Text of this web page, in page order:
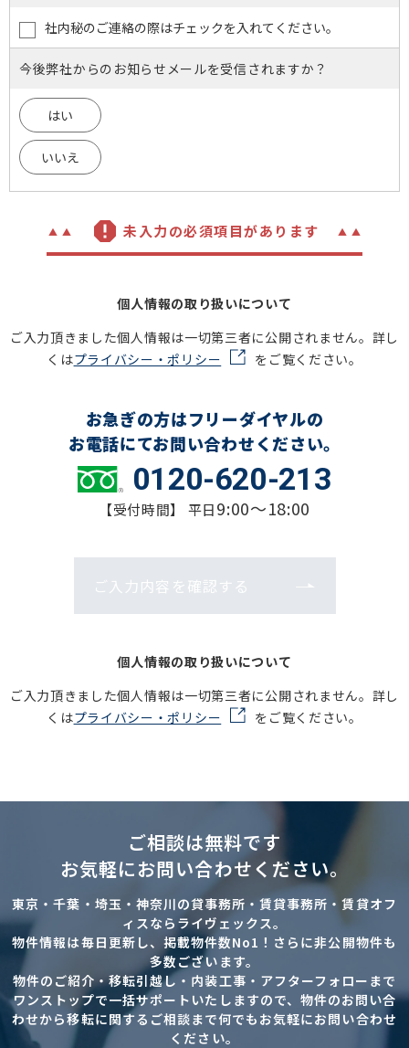
社内秘のご連絡の際はチェックを入れてください。
今後弊社からのお知らせメールを受信されますか？
はい
いいえ
未入力の必須項目があります
個人情報の取り扱いについて
ご入力頂きました個人情報は一切第三者に公開されません。詳し
くはプライバシー・ポリシー をご覧ください。
お急ぎの方はフリーダイヤルの
お電話にてお問い合わせください。
0120-620-213
【受付時間】 平日9:00～18:00
ご入力内容を確認する
個人情報の取り扱いについて
ご入力頂きました個人情報は一切第三者に公開されません。詳し
くはプライバシー・ポリシー をご覧ください。
ご相談は無料です
お気軽にお問い合わせください。
東京・千葉・埼玉・神奈川の貸事務所・賃貸事務所・賃貸オフ
ィスならライヴェックス。
物件情報は毎日更新し、掲載物件数No1！さらに非公開物件も
多数ございます。
物件のご紹介・移転引越し・内装工事・アフターフォローまで
ワンストップで一括サポートいたしますので、物件のお問い合
わせから移転に関するご相談まで何でもお気軽にお問い合わせ
ください。